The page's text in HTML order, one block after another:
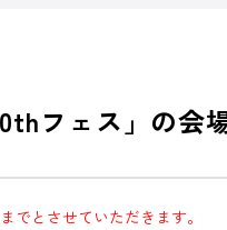
フェス」の
でとさせていただきます。